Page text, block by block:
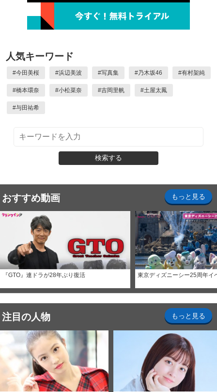
人気キーワード
#今田美桜 #浜辺美波 #写真集 #乃木坂46 #有村架純
#橋本環奈 #小松菜奈 #吉岡里帆 #土屋太鳳
#与田祐希
検索する
おすすめ動画 もっと見る
『GTO』連ドラが28年ぶり復活 東京ディズニーシー25周年イ
注目の人物 もっと見る